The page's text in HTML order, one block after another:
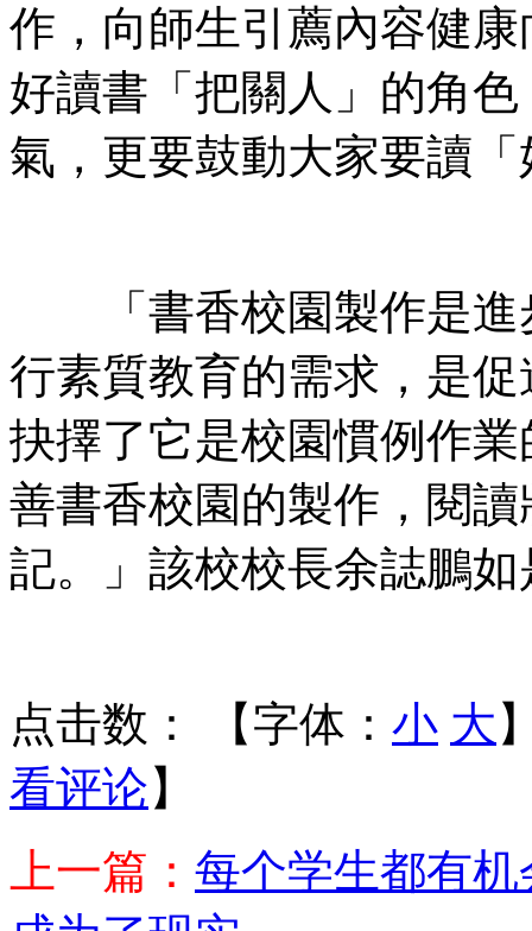
作，向師生引薦內容健
好讀書「把關人」的角
氣，更要鼓動大家要讀
「書香校園製作是進
行素質教育的需求，是
抉擇了它是校園慣例作
善書香校園的製作，閱
記。」該校校長余誌鵬如
点击数： 【字体： 小 大
看评论】
上一篇： 每个学生都有